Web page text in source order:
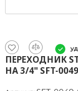
ПЕРЕХОДНИК
НА 3/4" SFT-